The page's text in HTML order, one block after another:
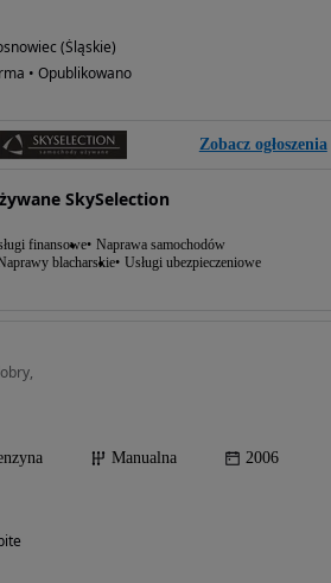
(Śląskie)
• Opublikowano
Zobacz ogłoszenia
SkySelection
finansowe Naprawa samochodów
blacharskie Usługi ubezpieczeniowe
Manualna 2006